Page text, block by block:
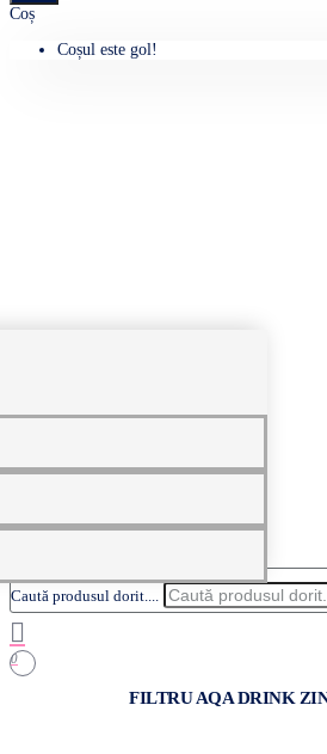
Coș
Coșul este gol!
Caută produsul dorit....
0
FILTRU AQA DRINK